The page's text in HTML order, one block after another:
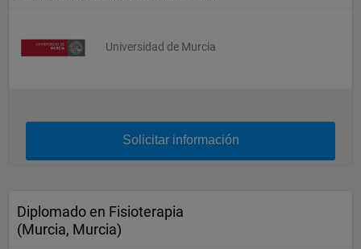
Universidad de Murcia
Solicitar información
Diplomado en Fisioterapia
(Murcia, Murcia)